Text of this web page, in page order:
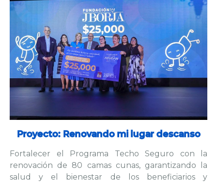
Proyecto: Renovando mi lugar descanso
Fortalecer el Programa Techo Seguro con la
renovación de 80 camas cunas, garantizando la
salud y el bienestar de los beneficiarios y